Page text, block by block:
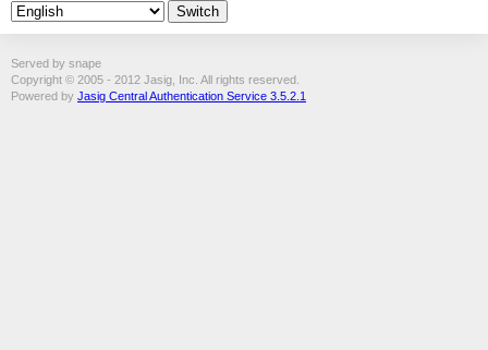
Served by snape
Copyright © 2005 - 2012 Jasig, Inc. All rights reserved.
Powered by Jasig Central Authentication Service 3.5.2.1